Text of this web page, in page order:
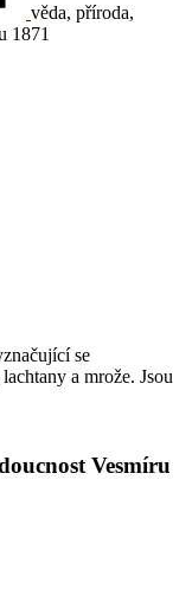
věda, příroda,
1871
se
a mrože. Jsou
Vesmíru